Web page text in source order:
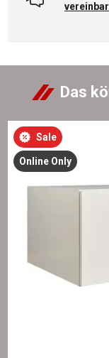
Das
Sale
Online Only